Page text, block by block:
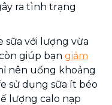
ra tình trạng
sữa với lượng vừa
giúp bạn giảm
nên uống khoảng
sử dụng sữa ít béo
lượng calo nạp